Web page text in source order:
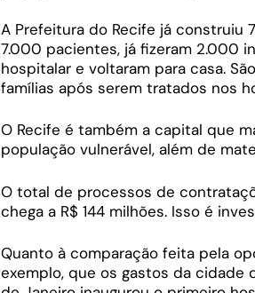
A Prefeitura do Recife já construiu
7.000 pacientes, já fizeram 2.000
hospitalar e voltaram para casa.
famílias após serem tratados nos
O Recife é também a capital que
população vulnerável, além de
O total de processos de
chega a R$ 144 milhões. Isso é
Quanto à comparação feita pela
exemplo, que os gastos da cidade